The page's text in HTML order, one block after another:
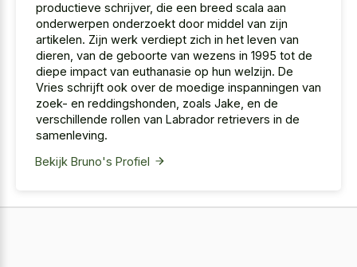
productieve schrijver, die een breed scala aan
onderwerpen onderzoekt door middel van zijn
artikelen. Zijn werk verdiept zich in het leven van
dieren, van de geboorte van wezens in 1995 tot de
diepe impact van euthanasie op hun welzijn. De
Vries schrijft ook over de moedige inspanningen van
zoek- en reddingshonden, zoals Jake, en de
verschillende rollen van Labrador retrievers in de
samenleving.
Bekijk Bruno's Profiel